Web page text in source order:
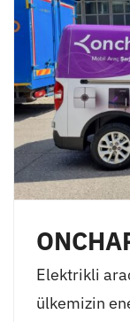
Elektrikli
ülkemizin